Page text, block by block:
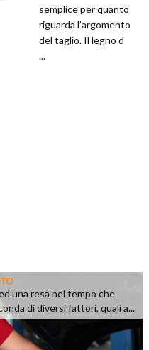
semplice per quanto
riguarda l’argomento
del taglio. Il legno d
...
una resa nel tempo che
di diversi fattori, quali a...